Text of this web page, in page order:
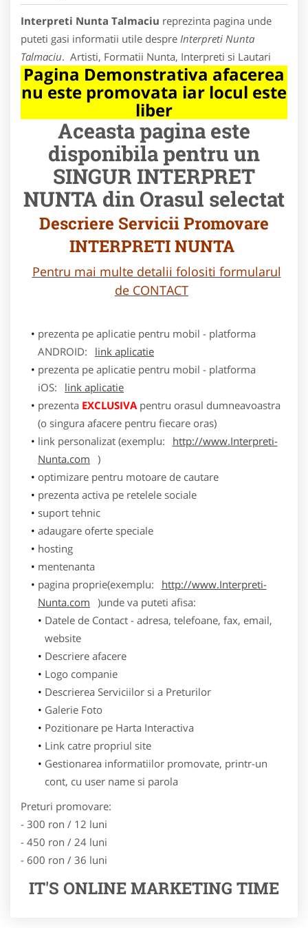
Interpreti Nunta Talmaciu reprezinta pagina unde
puteti gasi informatii utile despre Interpreti Nunta
Talmaciu. Artisti, Formatii Nunta, Interpreti si Lautari
Pagina Demonstrativa afacerea
nu este promovata iar locul este
liber
Aceasta pagina este
disponibila pentru un
SINGUR INTERPRET
NUNTA din Orasul selectat
Descriere Servicii Promovare
INTERPRETI NUNTA
Pentru mai multe detalii folositi formularul
de CONTACT
prezenta pe aplicatie pentru mobil - platforma
ANDROID:
link aplicatie
prezenta pe aplicatie pentru mobil - platforma
iOS:
link aplicatie
prezenta EXCLUSIVApentru orasul dumneavoastra
(o singura afacere pentru fiecare oras)
link personalizat (exemplu:
http://www.Interpreti-
Nunta.com )
optimizare pentru motoare de cautare
prezenta activa pe retelele sociale
suport tehnic
adaugare oferte speciale
hosting
mentenanta
pagina proprie(exemplu:
http://www.Interpreti-
Nunta.com )unde va puteti afisa:
Datele de Contact - adresa, telefoane, fax, email,
website
Descriere afacere
Logo companie
Descrierea Serviciilor si a Preturilor
Galerie Foto
Pozitionare pe Harta Interactiva
Link catre propriul site
Gestionarea informatiilor promovate, printr-un
cont, cu user name si parola
Preturi promovare:
- 300 ron / 12 luni
- 450 ron / 24 luni
- 600 ron / 36 luni
IT'S ONLINE MARKETING TIME